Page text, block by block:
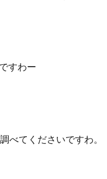
すわー
べてくださいですわ。